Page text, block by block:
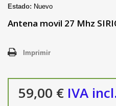
Estado: Nuevo
Antena movil 27 Mhz
Imprimir
59,00 € IVA